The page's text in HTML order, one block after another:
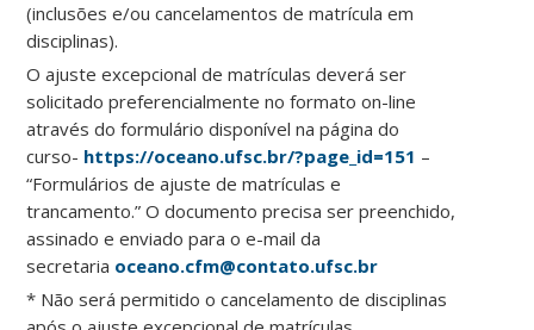
(inclusões e/ou cancelamentos de matrícula em
disciplinas).
O ajuste excepcional de matrículas deverá ser
solicitado preferencialmente no formato on-line
através do formulário disponível na página do
curso- https://oceano.ufsc.br/?page_id=151 –
“Formulários de ajuste de matrículas e
trancamento.” O documento precisa ser preenchido,
assinado e enviado para o e-mail da
secretaria oceano.cfm@contato.ufsc.br
* Não será permitido o cancelamento de disciplinas